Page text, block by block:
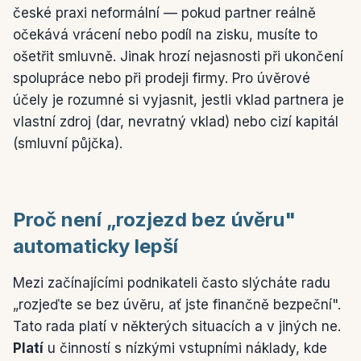
české praxi neformální — pokud partner reálně
očekává vrácení nebo podíl na zisku, musíte to
ošetřit smluvně. Jinak hrozí nejasnosti při ukončení
spolupráce nebo při prodeji firmy. Pro úvěrové
účely je rozumné si vyjasnit, jestli vklad partnera je
vlastní zdroj (dar, nevratný vklad) nebo cizí kapitál
(smluvní půjčka).
Proč není „rozjezd bez úvěru"
automaticky lepší
Mezi začínajícími podnikateli často slýcháte radu
„rozjeďte se bez úvěru, ať jste finančně bezpeční".
Tato rada platí v některých situacích a v jiných ne.
Platí u činností s nízkými vstupními náklady, kde